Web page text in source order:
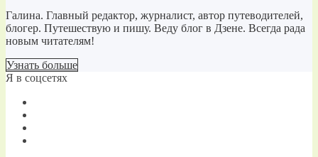
Галина. Главный редактор, журналист, автор путеводителей,
блогер. Путешествую и пишу. Веду блог в Дзене. Всегда рада
новым читателям!
Узнать больше
Я в соцсетях